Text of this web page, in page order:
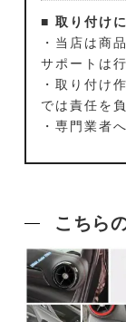
■ 取り付け
・当店は商
サポートは
・取り付け
では責任を
・専門業者
こちら